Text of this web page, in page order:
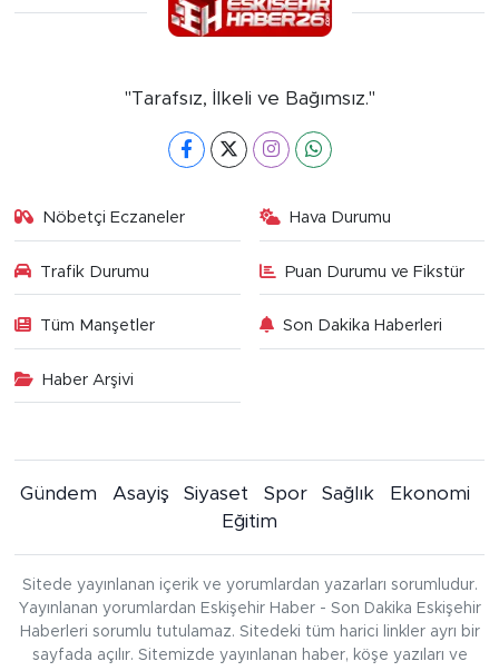
"Tarafsız, İlkeli ve Bağımsız."
Nöbetçi Eczaneler Hava Durumu
Trafik Durumu Puan Durumu ve Fikstür
Tüm Manşetler Son Dakika Haberleri
Haber Arşivi
Gündem Asayiş Siyaset Spor Sağlık
Ekonomi
Eğitim
Sitede yayınlanan içerik ve yorumlardan yazarları sorumludur.
Yayınlanan yorumlardan Eskişehir Haber - Son Dakika Eskişehir
Haberleri sorumlu tutulamaz. Sitedeki tüm harici linkler ayrı bir
sayfada açılır. Sitemizde yayınlanan haber, köşe yazıları ve